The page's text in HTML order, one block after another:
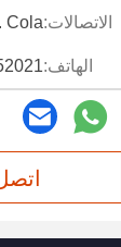
الاتصالات:Cola
الهاتف: